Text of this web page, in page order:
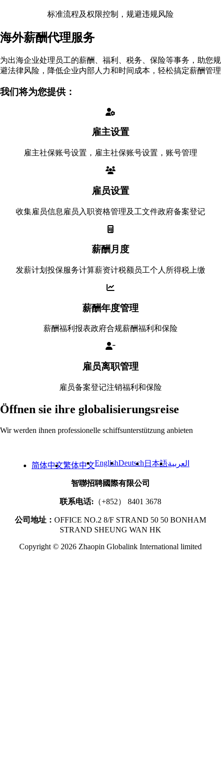
标准流程及权限控制，规避违规风险
海外薪酬代理服务
为出海企业处理员工的薪酬、福利、税务、保险等事务，助您规
避法律风险，降低企业内部人力和时间成本，轻松搞定薪酬管理
我们将为您提供：
雇主设置
雇主社保账号设置，雇主社保账号设置，账号管理
雇员设置
收集雇员信息雇员入职资格管理及工文件政府备案登记
薪酬月度
发薪计划投保服务计算薪资计税额员工个人所得税上缴
薪酬年度管理
薪酬福利报表政府合规薪酬福利和保险
雇员离职管理
雇员备案登记注销福利和保险
Öffnen sie ihre globalisierungsreise
Wir werden ihnen professionelle schiffsunterstützung anbieten
简体中文繁体中文EnglishDeutsch 日本語العربية
智聯招聘國際有限公司
联系电话: （+852） 8401 3678
公司地址： OFFICE NO.2 8/F STRAND 50 50 BONHAM
STRAND SHEUNG WAN HK
Copyright © 2026 Zhaopin Globalink International limited